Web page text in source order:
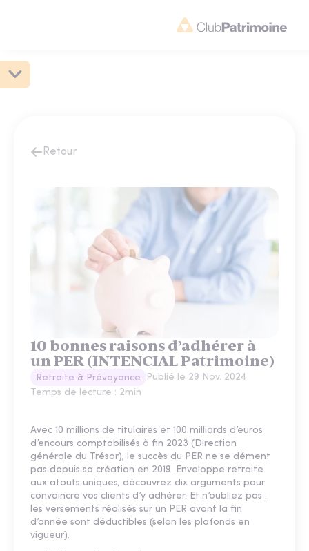
Retour
10 bonnes raisons d’adhérer à
un PER (INTENCIAL Patrimoine)
Retraite & Prévoyance Publié le 29 Nov. 2024
Temps de lecture : 2min
Avec 10 millions de titulaires et 100 milliards d’euros
d’encours comptabilisés à fin 2023 (Direction
générale du Trésor), le succès du PER ne se dément
pas depuis sa création en 2019. Enveloppe retraite
aux atouts uniques, découvrez dix arguments pour
convaincre vos clients d’y adhérer. Et n’oubliez pas :
les versements réalisés sur un PER avant la fin
d’année sont déductibles (selon les plafonds en
vigueur).